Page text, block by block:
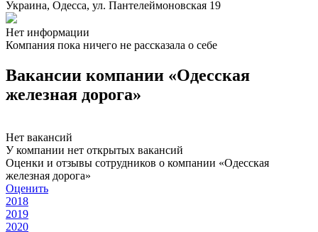
Украина, Одесса, ул. Пантелеймоновская 19
Нет информации
Компания пока ничего не рассказала о себе
Вакансии компании «Одесская
железная дорога»
Нет вакансий
У компании нет открытых вакансий
Оценки и отзывы сотрудников о компании «Одесская
железная дорога»
Оценить
2018
2019
2020